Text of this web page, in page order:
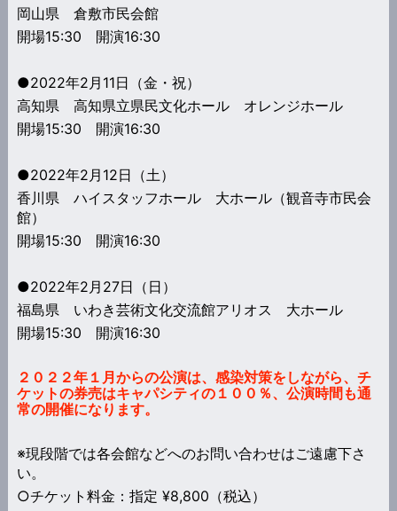
岡山県 倉敷市民会館
開場15:30 開演16:30
●2022年2月11日（金・祝）
高知県 高知県立県民文化ホール オレンジホール
開場15:30 開演16:30
●2022年2月12日（土）
香川県 ハイスタッフホール 大ホール（観音寺市民会
館）
開場15:30 開演16:30
●2022年2月27日（日）
福島県 いわき芸術文化交流館アリオス 大ホール
開場15:30 開演16:30
２０２２年１月からの公演は、感染対策をしながら、チ
ケットの券売はキャパシティの１００％、公演時間も通
常の開催になります。
※現段階では各会館などへのお問い合わせはご遠慮下さ
い。
○チケット料金：指定 ¥8,800（税込）